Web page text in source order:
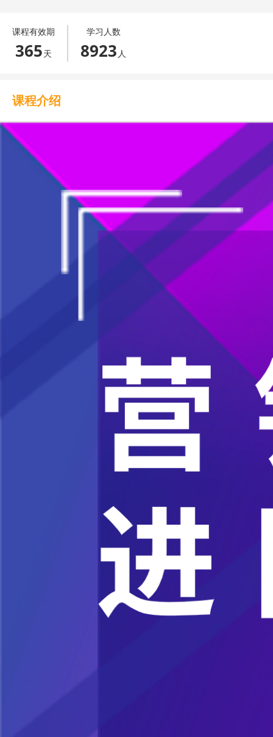
提高推广效果：转化路径和场景的设计（一）
011 提高推广效果：转化诱因和用户决策
013 推广中获取数据的两种方式
推广中如何进行数据的分析和比对
如何对推广效果进行优化
如何追踪链接？
课程有效期
365天
学习人数
8923 人
课程介绍